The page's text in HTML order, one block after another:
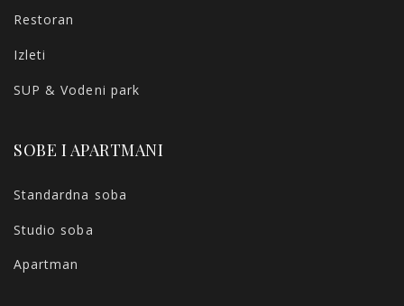
Restoran
Izleti
SUP & Vodeni park
SOBE I APARTMANI
Standardna soba
Studio soba
Apartman